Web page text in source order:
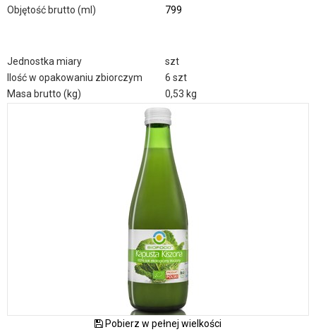
Objętość brutto (ml)
799
Jednostka miary
szt
Ilość w opakowaniu zbiorczym
6 szt
Masa brutto (kg)
0,53 kg
Pobierz w pełnej wielkości